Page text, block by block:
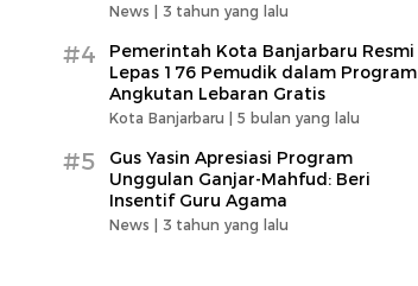
News | 3 tahun yang lalu
#4
Pemerintah Kota Banjarbaru Resmi
Lepas 176 Pemudik dalam Program
Angkutan Lebaran Gratis
Kota Banjarbaru | 5 bulan yang lalu
#5
Gus Yasin Apresiasi Program
Unggulan Ganjar-Mahfud: Beri
Insentif Guru Agama
News | 3 tahun yang lalu